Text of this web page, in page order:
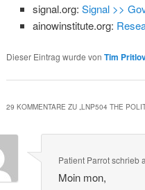
signal.org: Signal >>
ainowinstitute.org:
Dieser Eintrag wurde von Tim
29 KOMMENTARE ZU „ LNP504 THE
Patient Parrotschrieb
Moin mon,